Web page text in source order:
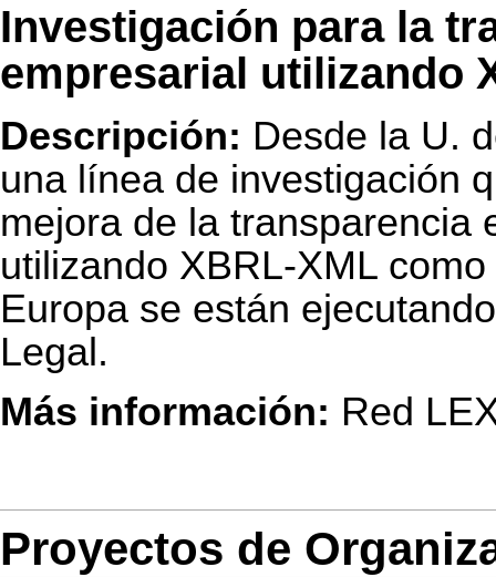
Investigación para la
empresarial utilizando
Descripción: Desde la U.
una línea de investigación
mejora de la transparencia
utilizando XBRL-XML
Europa se están
Legal.
Más información: Red
Proyectos de